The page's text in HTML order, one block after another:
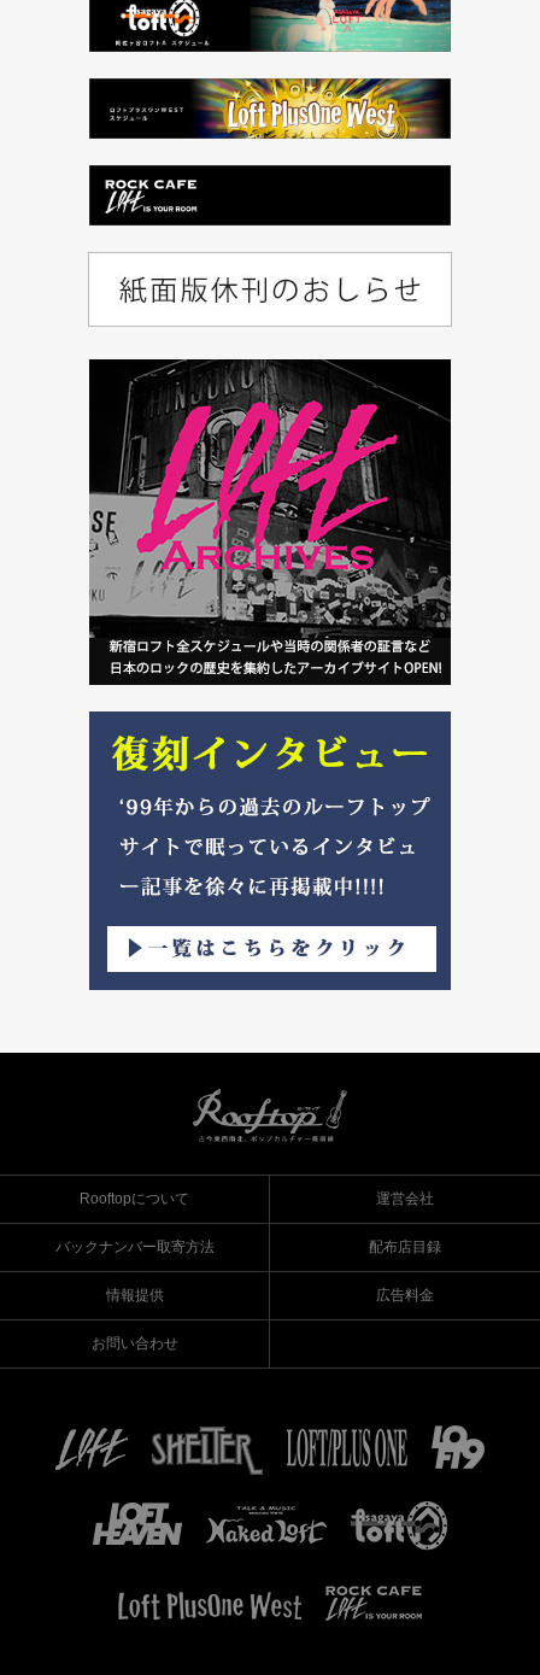
Rooftopについて 運営会社
バックナンバー取寄方法 配布店目録
情報提供 広告料金
お問い合わせ